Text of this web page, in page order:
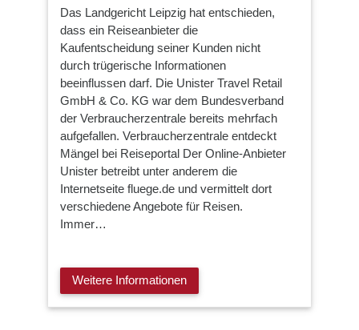
Das Landgericht Leipzig hat entschieden,
dass ein Reiseanbieter die
Kaufentscheidung seiner Kunden nicht
durch trügerische Informationen
beeinflussen darf. Die Unister Travel Retail
GmbH & Co. KG war dem Bundesverband
der Verbraucherzentrale bereits mehrfach
aufgefallen. Verbraucherzentrale entdeckt
Mängel bei Reiseportal Der Online-Anbieter
Unister betreibt unter anderem die
Internetseite fluege.de und vermittelt dort
verschiedene Angebote für Reisen.
Immer…
Weitere Informationen